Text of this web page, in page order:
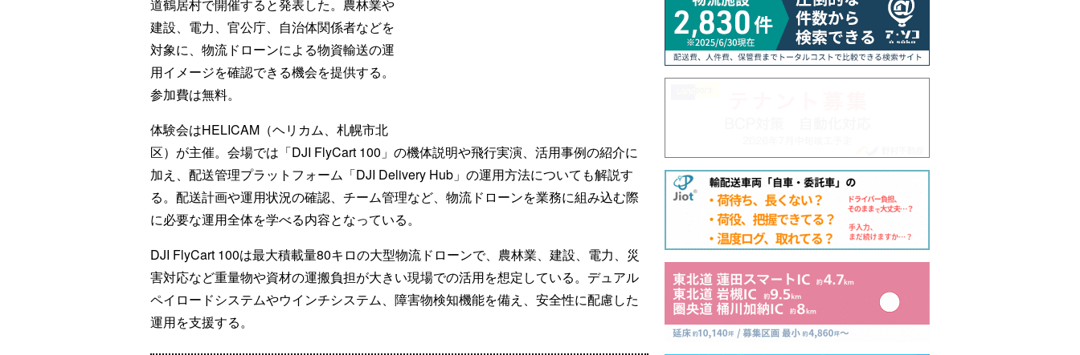
道鶴居村で開催すると発表した。農林業や
建設、電力、官公庁、自治体関係者などを
対象に、物流ドローンによる物資輸送の運
用イメージを確認できる機会を提供する。
参加費は無料。
体験会はHELICAM（ヘリカム、札幌市北
区）が主催。会場では「DJI FlyCart 100」の機体説明や飛行実演、活用事例の紹介に
加え、配送管理プラットフォーム「DJI Delivery Hub」の運用方法についても解説す
る。配送計画や運用状況の確認、チーム管理など、物流ドローンを業務に組み込む際
に必要な運用全体を学べる内容となっている。
DJI FlyCart 100は最大積載量80キロの大型物流ドローンで、農林業、建設、電力、災
害対応など重量物や資材の運搬負担が大きい現場での活用を想定している。デュアル
ペイロードシステムやウインチシステム、障害物検知機能を備え、安全性に配慮した
運用を支援する。